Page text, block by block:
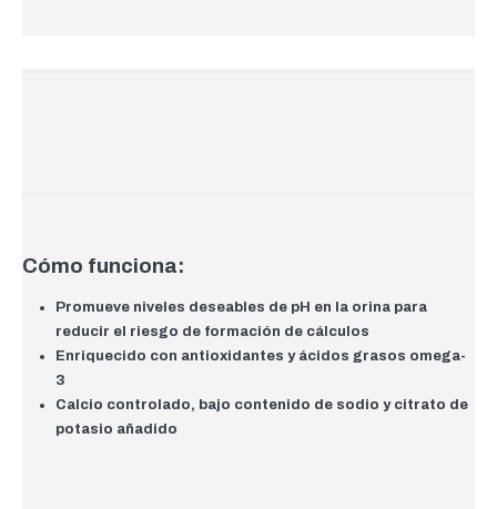
Cómo funciona:
Promueve niveles deseables de pH en la orina para
reducir el riesgo de formación de cálculos
Enriquecido con antioxidantes y ácidos grasos omega-
3
Calcio controlado, bajo contenido de sodio y citrato de
potasio añadido